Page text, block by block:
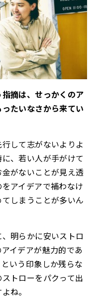
摘は、せっかくのア
たいなさから来てい
して志がないよりよ
、若い人が手がけて
がないことが見え透
アイデアで補わなけ
しまうことが多いん
明らかに安いストロ
イデアが魅力的であ
いう印象しか残らな
トローをパクって出
ね。